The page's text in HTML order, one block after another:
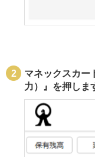
マネックスカー
力）』を押しま